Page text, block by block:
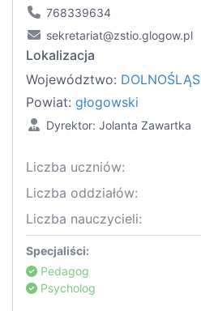
768339634
sekretariat@zstio.glogow.pl
Lokalizacja
Województwo:
Powiat: głogowski
Dyrektor: Jolanta Zawartka
Liczba uczniów:
Liczba oddziałów:
Liczba nauczycieli:
Specjaliści:
Pedagog
Psycholog